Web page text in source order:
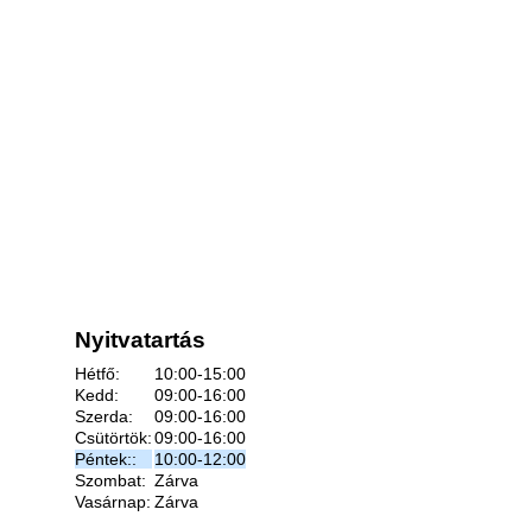
Nyitvatartás
Hétfő:
10:00-15:00
Kedd:
09:00-16:00
Szerda:
09:00-16:00
Csütörtök:09:00-16:00
Péntek::
10:00-12:00
Szombat: Zárva
Vasárnap: Zárva